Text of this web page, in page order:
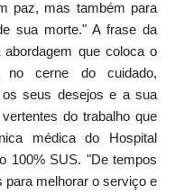
paz, mas também para
sua morte." A frase da
que coloca o
no cerne do cuidado,
os seus desejos e a sua
do trabalho que
médica do Hospital
100% SUS. "De tempos
para melhorar o serviço e